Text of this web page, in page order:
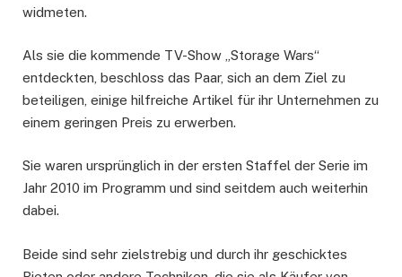
widmeten.
Als sie die kommende TV-Show „Storage Wars“
entdeckten, beschloss das Paar, sich an dem Ziel zu
beteiligen, einige hilfreiche Artikel für ihr Unternehmen zu
einem geringen Preis zu erwerben.
Sie waren ursprünglich in der ersten Staffel der Serie im
Jahr 2010 im Programm und sind seitdem auch weiterhin
dabei.
Beide sind sehr zielstrebig und durch ihr geschicktes